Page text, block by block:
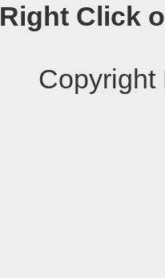
Right Click
Copyright